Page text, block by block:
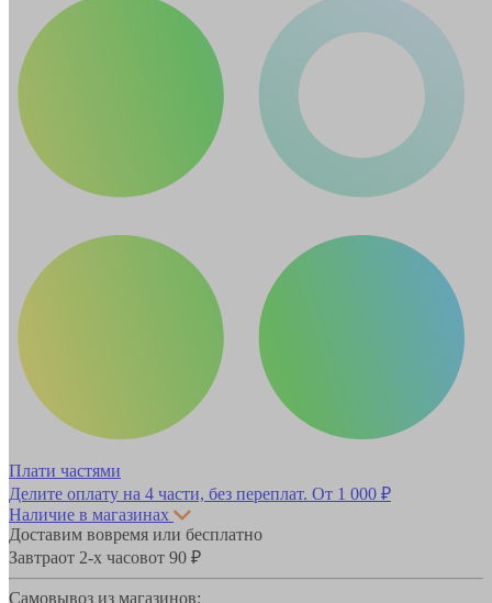
Плати частями
Делите оплату на 4 части, без переплат. От 1 000 ₽
Наличие в магазинах
Доставим вовремя или бесплатно
Завтраот 2-х часовот 90 ₽
Самовывоз из магазинов: